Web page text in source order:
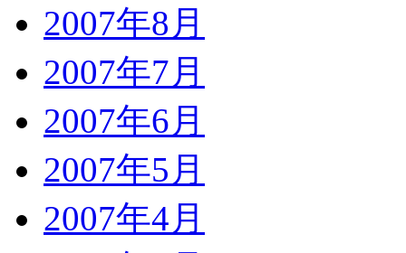
2007年8月
2007年7月
2007年6月
2007年5月
2007年4月